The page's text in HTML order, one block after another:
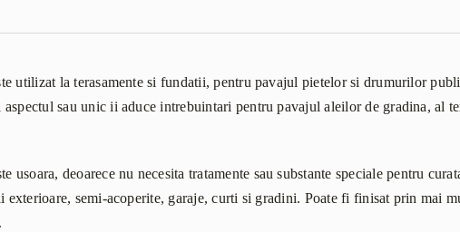
utilizat la terasamente si fundatii, pentru pavajul pietelor si drumurilor
aspectul sau unic ii aduce intrebuintari pentru pavajul aleilor de gradina, al
usoara, deoarece nu necesita tratamente sau substante speciale pentru
exterioare, semi-acoperite, garaje, curti si gradini. Poate fi finisat prin mai